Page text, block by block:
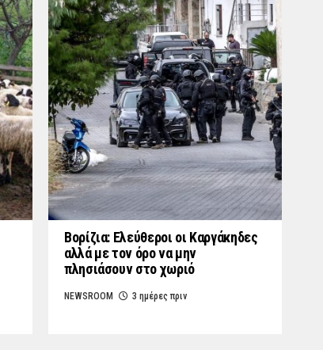
Βορίζια: Ελεύθεροι οι Καργάκηδες
αλλά με τον όρο να μην
πλησιάσουν στο χωριό
NEWSROOM 3 ημέρες πριν